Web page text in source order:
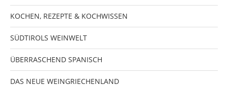
KOCHEN, REZEPTE & KOCHWISSEN
SÜDTIROLS WEINWELT
ÜBERRASCHEND SPANISCH
DAS NEUE WEINGRIECHENLAND